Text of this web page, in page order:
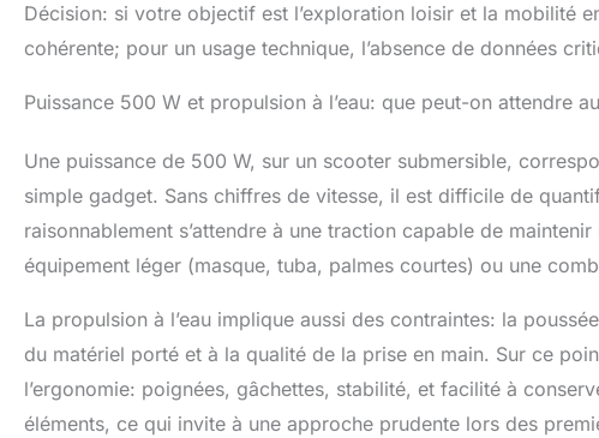
Décision: si votre objectif est l’exploration loisir et la mobilité
cohérente; pour un usage technique, l’absence de données
Puissance 500 W et propulsion à l’eau: que peut-on attendre
Une puissance de 500 W, sur un scooter submersible,
simple gadget. Sans chiffres de vitesse, il est difficile de
raisonnablement s’attendre à une traction capable de
équipement léger (masque, tuba, palmes courtes) ou une
La propulsion à l’eau implique aussi des contraintes: la
du matériel porté et à la qualité de la prise en main. Sur ce
l’ergonomie: poignées, gâchettes, stabilité, et facilité à
éléments, ce qui invite à une approche prudente lors des